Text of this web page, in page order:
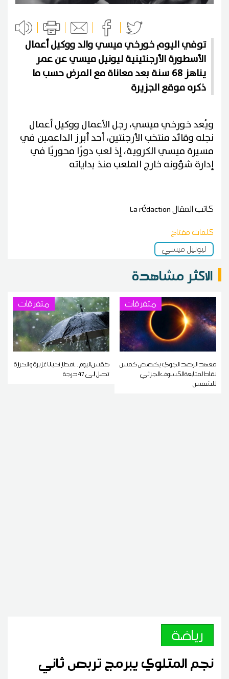
توفي اليوم خورخي ميسي والد ووكيل أعمال
الأسطورة الأرجنتينية ليونيل ميسي عن عمر
يناهز 68 سنة بعد معاناة مع المرض حسب ما
ذكره موقع الجزيرة
ويُعد خورخي ميسي، رجل الأعمال ووكيل أعمال
نجله وقائد منتخب الأرجنتين، أحد أبرز الداعمين في
مسيرة ميسي الكروية، إذ لعب دورًا محوريًا في
إدارة شؤونه خارج الملعب منذ بداياته
كاتب المقالLa rédaction
كلمات مفتاح
ليونيل ميسي
الاكثر مشاهدة
متفرقات
معهد الرصد الجوي يخصص خمس
نقاط لمتابعة الكسوف الجزئي
للشمس
متفرقات
طقس اليوم ...أمطار أحيانا غزيرة و الحرارة
تصل إلى 47 درجة
رياضة
نجم المتلوي يبرمج تربص ثاني